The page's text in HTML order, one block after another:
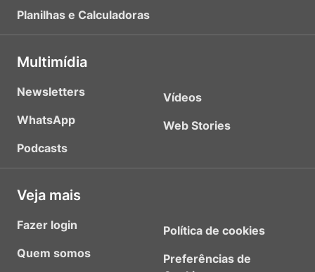
Planilhas e Calculadoras
Multimídia
Newsletters
WhatsApp
Podcasts
Vídeos
Web Stories
Veja mais
Fazer login
Quem somos
Política de cookies
Preferências de